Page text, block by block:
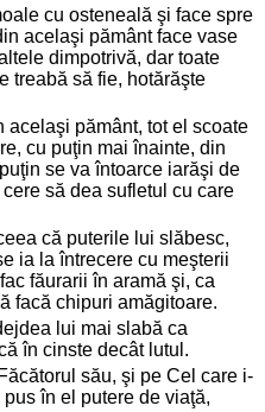
cu osteneală şi face spre
acelaşi pământ face vase
dimpotrivă, dar toate
treabă să fie, hotărăşte
pământ, tot el scoate
cu puţin mai înainte, din
se va întoarce iarăşi de
să dea sufletul cu care
că puterile lui slăbesc,
ia la întrecere cu meşterii
făurarii în aramă şi, ca
facă chipuri amăgitoare.
lui mai slabă ca
în cinste decât lutul.
său, şi pe Cel care i-
în el putere de viaţă,